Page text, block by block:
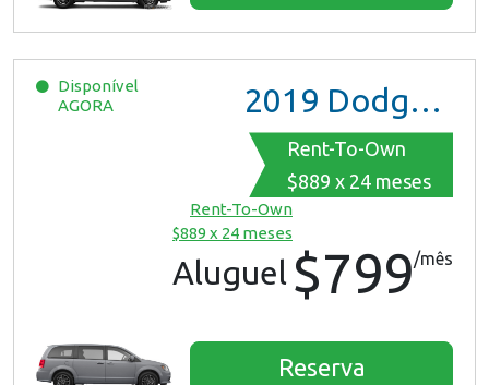
Disponível
AGORA
2019 Dodge Grand Caravan
Rent-To-Own
$889 x 24 meses
Rent-To-Own
$889 x 24 meses
Aluguel $799/mês
Reserva